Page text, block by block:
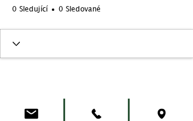
0 Sledující 0 Sledované